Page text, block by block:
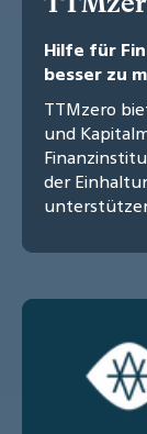
Hilfe für
besser zu
TTMzero
und
der